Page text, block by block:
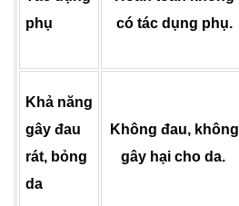
phụ
có tác dụng phụ.
Khả năng
gây đau
rát, bỏng
da
Không đau, không
gây hại cho da.